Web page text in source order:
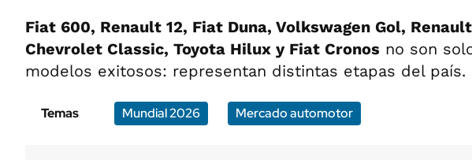
Fiat 600, Renault 12, Fiat Duna, Volkswagen Gol,
Chevrolet Classic, Toyota Hilux y Fiat Cronos no son
modelos exitosos: representan distintas etapas del país.
Temas Mundial 2026 Mercado automotor